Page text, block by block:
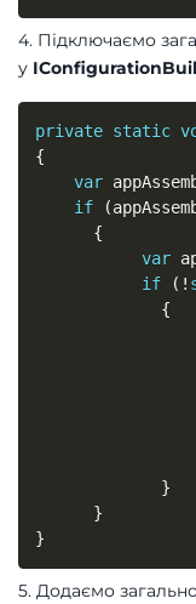
4. Підключаємо
у
private static
{
var
if
(
{
var
if
( !
{
}
}
}
5. Додаємо